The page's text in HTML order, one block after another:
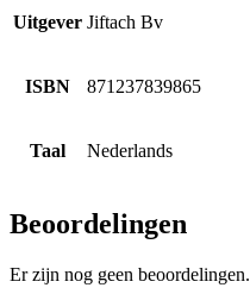
Uitgever Jiftach Bv
ISBN 871237839865
Taal Nederlands
Beoordelingen
Er zijn nog geen beoordelingen.